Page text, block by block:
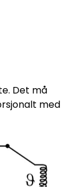
Det må
med